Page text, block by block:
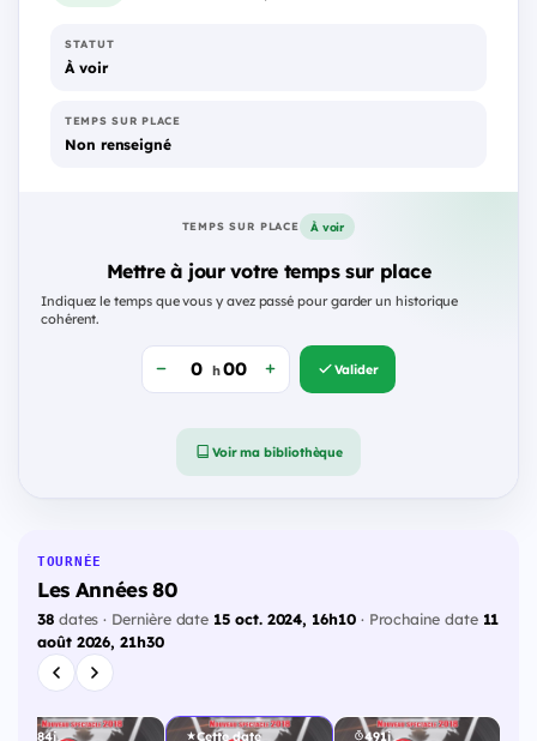
STATUT
À voir
TEMPS SUR PLACE
Non renseigné
TEMPS SUR PLACE À voir
Mettre à jour votre temps sur place
Indiquez le temps que vous y avez passé pour garder un historique
cohérent.
h Valider
Voir ma bibliothèque
TOURNÉE
Les Années 80
38dates · Dernière date 15 oct. 2024, 16h10· Prochaine date 11
août 2026, 21h30
484j Cette date 491j